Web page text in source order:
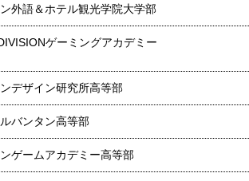
外語＆ホテル観光学院大学部
ゲーミングアカデミー
デザイン研究所高等部
バンタン高等部
ゲームアカデミー高等部